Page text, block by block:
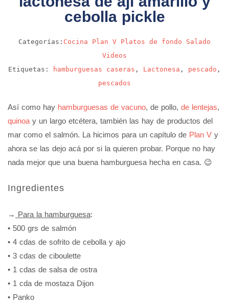
cebolla pickle
Categorías: Cocina Plan V Platos de fondo
Salado
Videos
Etiquetas:
hamburguesas caseras , Lactonesa , pescado ,
pescados
Así como hay hamburguesas de vacuno, de pollo, de lentejas,
quinoay un largo etcétera, también las hay de productos del
mar como el salmón. La hicimos para un capítulo de Plan V y
ahora se las dejo acá por si la quieren probar. Porque no hay
nada mejor que una buena hamburguesa hecha en casa. 😉
Ingredientes
→ Para la hamburguesa:
• 500 grs de salmón
• 4 cdas de sofrito de cebolla y ajo
• 3 cdas de ciboulette
• 1 cdas de salsa de ostra
• 1 cda de mostaza Dijon
• Panko